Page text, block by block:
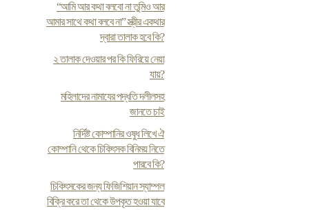
“আমি আর কথা বলবো না তুমিও আর
আমার সাথে কথা বলবে না” স্ত্রীর একথার
দ্বারা তালাক হবে কি?
২ তালাক দেওয়ার পর কি ফিরিয়ে নেয়া
যায়?
মহিলাদের নামাযের পদ্ধতি দলীলসহ
জানতে চাই
নির্দিষ্ট কোম্পানির ওষুধ লিখে ঐ
কোম্পানি থেকে চিকিৎসক বিনিময় নিতে
পারবে কি?
চিকিৎসকের জন্য ফিজিশিয়ান স্যাম্পল
বিক্রি করে তা থেকে উপকৃত হওয়া যাবে